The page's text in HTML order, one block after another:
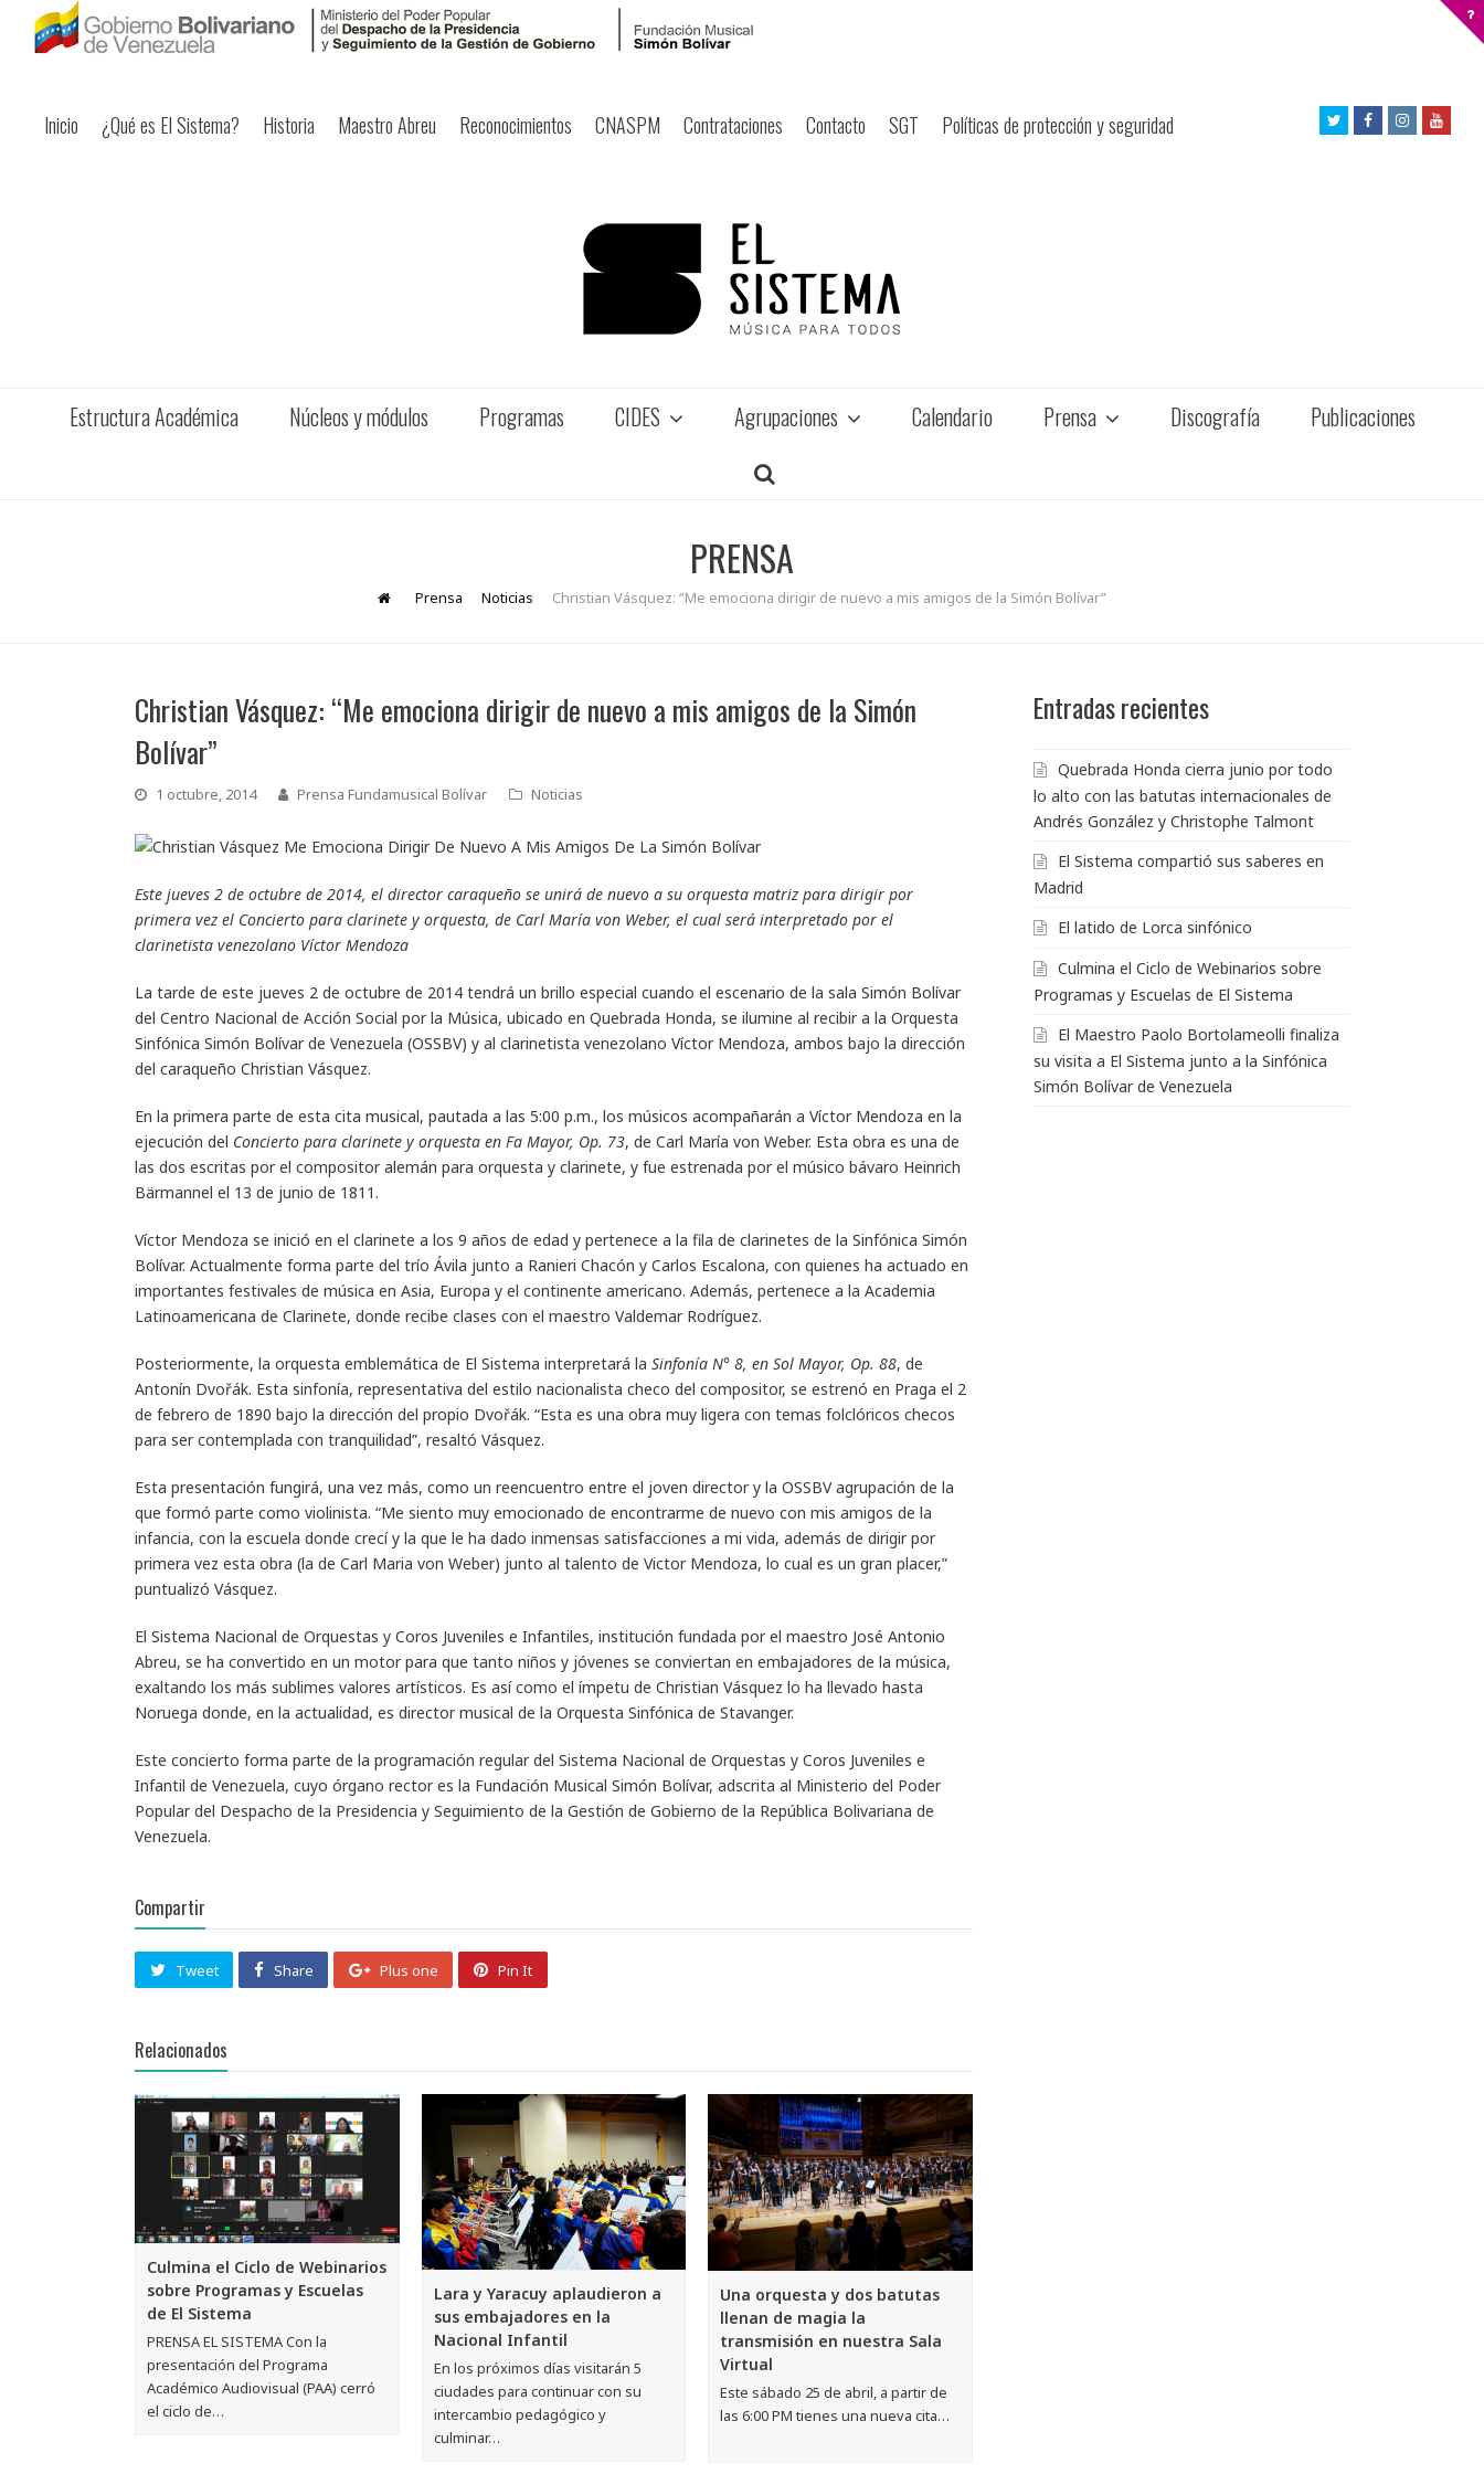
Inicio ¿Qué es El Sistema? Historia Maestro Abreu Reconocimientos CNASPM Contrataciones Contacto SGT Políticas de protección y seguridad
TwitterFacebookInstagram
Estructura Académica Núcleos y módulos Programas CIDES Agrupaciones Calendario Prensa Discografía Publicaciones
PRENSA
Prensa Noticias Christian Vásquez: “Me emociona dirigir de nuevo a mis amigos de la Simón Bolívar”
Christian Vásquez: “Me emociona dirigir de nuevo a mis amigos de la Simón
Bolívar”
1 octubre, 2014 Prensa Fundamusical Bolívar Noticias
Este jueves 2 de octubre de 2014, el director caraqueño se unirá de nuevo a su orquesta matriz para dirigir por
primera vez el Concierto para clarinete y orquesta, de Carl María von Weber, el cual será interpretado por el
clarinetista venezolano Víctor Mendoza
La tarde de este jueves 2 de octubre de 2014 tendrá un brillo especial cuando el escenario de la sala Simón Bolívar
del Centro Nacional de Acción Social por la Música, ubicado en Quebrada Honda, se ilumine al recibir a la Orquesta
Sinfónica Simón Bolívar de Venezuela (OSSBV) y al clarinetista venezolano Víctor Mendoza, ambos bajo la dirección
del caraqueño Christian Vásquez.
En la primera parte de esta cita musical, pautada a las 5:00 p.m., los músicos acompañarán a Víctor Mendoza en la
ejecución del Concierto para clarinete y orquesta en Fa Mayor, Op. 73, de Carl María von Weber. Esta obra es una de
las dos escritas por el compositor alemán para orquesta y clarinete, y fue estrenada por el músico bávaro Heinrich
Bärmannel el 13 de junio de 1811.
Víctor Mendoza se inició en el clarinete a los 9 años de edad y pertenece a la fila de clarinetes de la Sinfónica Simón
Bolívar. Actualmente forma parte del trío Ávila junto a Ranieri Chacón y Carlos Escalona, con quienes ha actuado en
importantes festivales de música en Asia, Europa y el continente americano. Además, pertenece a la Academia
Latinoamericana de Clarinete, donde recibe clases con el maestro Valdemar Rodríguez.
Posteriormente, la orquesta emblemática de El Sistema interpretará la Sinfonía N° 8, en Sol Mayor, Op. 88, de
Antonín Dvořák. Esta sinfonía, representativa del estilo nacionalista checo del compositor, se estrenó en Praga el 2
de febrero de 1890 bajo la dirección del propio Dvořák. “Esta es una obra muy ligera con temas folclóricos checos
para ser contemplada con tranquilidad”, resaltó Vásquez.
Esta presentación fungirá, una vez más, como un reencuentro entre el joven director y la OSSBV agrupación de la
que formó parte como violinista. “Me siento muy emocionado de encontrarme de nuevo con mis amigos de la
infancia, con la escuela donde crecí y la que le ha dado inmensas satisfacciones a mi vida, además de dirigir por
primera vez esta obra (la de Carl Maria von Weber) junto al talento de Victor Mendoza, lo cual es un gran placer,”
puntualizó Vásquez.
El Sistema Nacional de Orquestas y Coros Juveniles e Infantiles, institución fundada por el maestro José Antonio
Abreu, se ha convertido en un motor para que tanto niños y jóvenes se conviertan en embajadores de la música,
exaltando los más sublimes valores artísticos. Es así como el ímpetu de Christian Vásquez lo ha llevado hasta
Noruega donde, en la actualidad, es director musical de la Orquesta Sinfónica de Stavanger.
Este concierto forma parte de la programación regular del Sistema Nacional de Orquestas y Coros Juveniles e
Infantil de Venezuela, cuyo órgano rector es la Fundación Musical Simón Bolívar, adscrita al Ministerio del Poder
Popular del Despacho de la Presidencia y Seguimiento de la Gestión de Gobierno de la República Bolivariana de
Venezuela.
Compartir
Tweet Share Plus one Pin It
Relacionados
Culmina el Ciclo de Webinarios
sobre Programas y Escuelas
de El Sistema
PRENSA EL SISTEMA Con la
presentación del Programa
Académico Audiovisual (PAA) cerró
el ciclo de…
Lara y Yaracuy aplaudieron a
sus embajadores en la
Nacional Infantil
En los próximos días visitarán 5
ciudades para continuar con su
intercambio pedagógico y
culminar…
Una orquesta y dos batutas
llenan de magia la
transmisión en nuestra Sala
Virtual
Este sábado 25 de abril, a partir de
las 6:00 PM tienes una nueva cita…
Entradas recientes
Quebrada Honda cierra junio por todo
lo alto con las batutas internacionales de
Andrés González y Christophe Talmont
El Sistema compartió sus saberes en
Madrid
El latido de Lorca sinfónico
Culmina el Ciclo de Webinarios sobre
Programas y Escuelas de El Sistema
El Maestro Paolo Bortolameolli finaliza
su visita a El Sistema junto a la Sinfónica
Simón Bolívar de Venezuela